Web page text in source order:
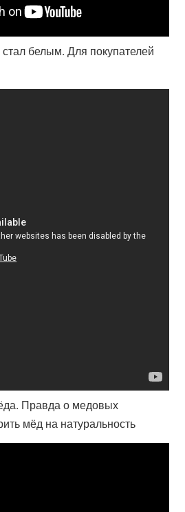
белым. Для покупателей
Правда о медовых
мёд на натуральность